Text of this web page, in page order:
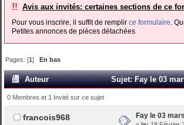
!! Avis aux invités: certaines sections de ce
Pour vous inscrire, il suffit de remplir ce formulaire.
Petites annonces de pièces détachées
Pages: [1] En bas
Auteur Sujet: Fay le 03
0 Membres et 1 Invité sur ce sujet
francois968 Fay le 03 mars